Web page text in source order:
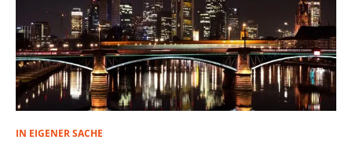
IN EIGENER SACHE